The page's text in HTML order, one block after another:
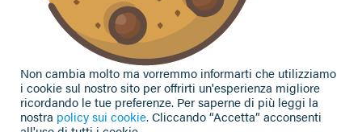
Non cambia molto ma vorremmo informarti che utilizziamo
i cookie sul nostro sito per offrirti un'esperienza migliore
ricordando le tue preferenze. Per saperne di più leggi la
nostra policy sui cookie. Cliccando “Accetta” acconsenti